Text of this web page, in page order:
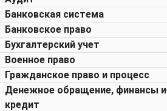
Банковская система
Банковское право
Бухгалтерский учет
Военное право
Гражданское право и процесс
Денежное обращение, финансы и
кредит